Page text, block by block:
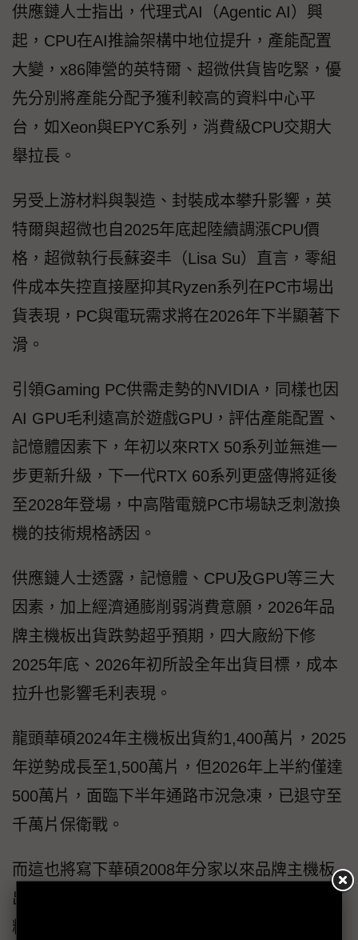
供應鏈人士指出，代理式AI（Agentic AI）興
起，CPU在AI推論架構中地位提升，產能配置
大變，x86陣營的英特爾、超微供貨皆吃緊，優
先分別將產能分配予獲利較高的資料中心平
台，如Xeon與EPYC系列，消費級CPU交期大
舉拉長。
另受上游材料與製造、封裝成本攀升影響，英
特爾與超微也自2025年底起陸續調漲CPU價
格，超微執行長蘇姿丰（Lisa Su）直言，零組
件成本失控直接壓抑其Ryzen系列在PC市場出
貨表現，PC與電玩需求將在2026年下半顯著下
滑。
引領Gaming PC供需走勢的NVIDIA，同樣也因
AI GPU毛利遠高於遊戲GPU，評估產能配置、
記憶體因素下，年初以來RTX 50系列並無進一
步更新升級，下一代RTX 60系列更盛傳將延後
至2028年登場，中高階電競PC市場缺乏刺激換
機的技術規格誘因。
供應鏈人士透露，記憶體、CPU及GPU等三大
因素，加上經濟通膨削弱消費意願，2026年品
牌主機板出貨跌勢超乎預期，四大廠紛下修
2025年底、2026年初所設全年出貨目標，成本
拉升也影響毛利表現。
龍頭華碩2024年主機板出貨約1,400萬片，2025
年逆勢成長至1,500萬片，但2026年上半約僅達
500萬片，面臨下半年通路市況急凍，已退守至
千萬片保衛戰。
而這也將寫下華碩2008年分家以來品牌主機板
出貨低點，情勢比金融海嘯、疫情首年還糟
糕。